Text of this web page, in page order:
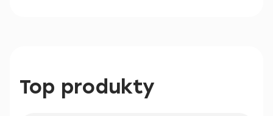
Top produkty